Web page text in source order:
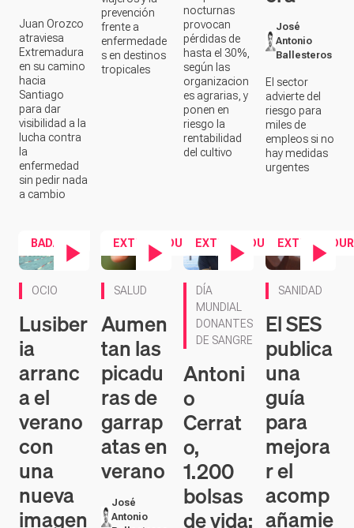
Santiago
para dar
visibilidad a la
lucha contra
la
enfermedad
sin pedir nada
a cambio
organizacion
es agrarias, y
ponen en
riesgo la
rentabilidad
del cultivo
El sector
advierte del
riesgo para
miles de
empleos si no
hay medidas
urgentes
BADAJOZ
Contenido en vídeo
Lusiber
ia
arranc
a el
verano
con
una
nueva
imagen
y
mejora
s en
Aumen
tan las
picadu
ras de
garrap
atas en
verano
José
Antonio
Ballesteros
El calor
adelanta su
aparición y
eleva el riesgo
EXTREMADURA
DONANTES
DE SANGRE
Antoni
Cerrat
o,
1.200
bolsas
de vida:
"Para
nosotr
os, los
El SES
publica
una
guía
para
mejora
r el
acomp
añamie
nto a
pacient
es